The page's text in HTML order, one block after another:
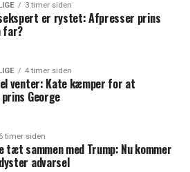
3 timer siden
er rystet: Afpresser prins
far?
4 timer siden
venter: Kate kæmper for at
George
6 timer siden
tæt sammen med Trump: Nu kommer
advarsel